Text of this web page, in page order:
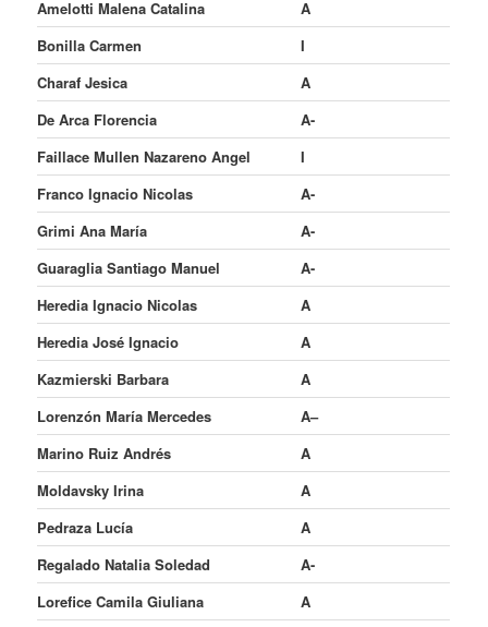
Amelotti Malena Catalina
A
Bonilla Carmen
I
Charaf Jesica
A
De Arca Florencia
A-
Faillace Mullen Nazareno Angel
I
Franco Ignacio Nicolas
A-
Grimi Ana María
A-
Guaraglia Santiago Manuel
A-
Heredia Ignacio Nicolas
A
Heredia José Ignacio
A
Kazmierski Barbara
A
Lorenzón María Mercedes
A–
Marino Ruiz Andrés
A
Moldavsky Irina
A
Pedraza Lucía
A
Regalado Natalia Soledad
A-
Lorefice Camila Giuliana
A